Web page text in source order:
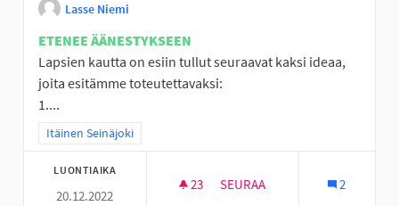
Lasse Niemi
ETENEE ÄÄNESTYKSEEN
Lapsien kautta on esiin tullut seuraavat kaksi ideaa,
joita esitämme toteutettavaksi:
1....
Rajaa tulokset teeman mukaan: Itäinen Seinäjoki
Itäinen Seinäjoki
LUONTIAIKA
20.12.2022
23 23 SEURAAJAA
SEURAA 2